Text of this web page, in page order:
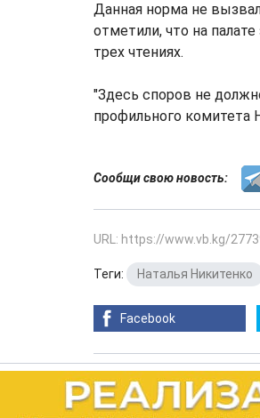
Данная норма не
отметили, что на
трех чтениях.
"Здесь споров не
профильного комитета
Сообщи свою новость:
URL: https://www.vb.kg/
Теги: Наталья Никитенко
Facebook